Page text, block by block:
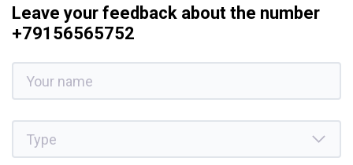
Leave your feedback about the number
+79156565752